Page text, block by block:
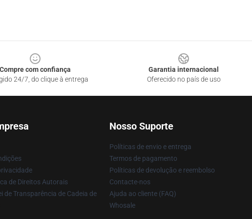
Compre com confiança
24/7, do clique à entrega
Garantia internacional
Oferecido no país de uso
de Direitos Autorais
de Transparência de Cadeia de
Nosso Suporte
Políticas de envio e entrega
Termos de pagamento
Políticas de devolução e reembolso
Contacte-nos
Ajuda ao cliente (FAQ)
Whosale